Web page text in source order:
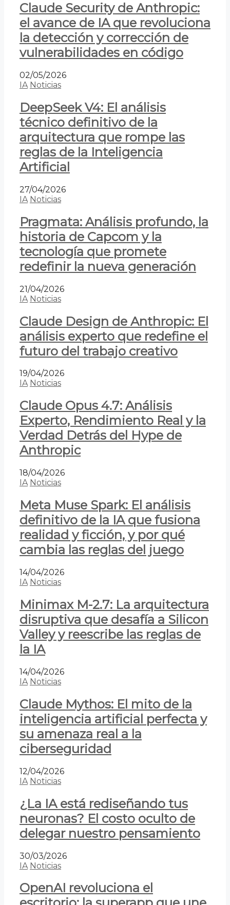
Claude Security de Anthropic:
el avance de IA que revoluciona
la detección y corrección de
vulnerabilidades en código
02/05/2026
IA Noticias
DeepSeek V4: El análisis
técnico definitivo de la
arquitectura que rompe las
reglas de la Inteligencia
Artificial
27/04/2026
IA Noticias
Pragmata: Análisis profundo, la
historia de Capcom y la
tecnología que promete
redefinir la nueva generación
21/04/2026
IA Noticias
Claude Design de Anthropic: El
análisis experto que redefine el
futuro del trabajo creativo
19/04/2026
IA Noticias
Claude Opus 4.7: Análisis
Experto, Rendimiento Real y la
Verdad Detrás del Hype de
Anthropic
18/04/2026
IA Noticias
Meta Muse Spark: El análisis
definitivo de la IA que fusiona
realidad y ficción, y por qué
cambia las reglas del juego
14/04/2026
IA Noticias
Minimax M-2.7: La arquitectura
disruptiva que desafía a Silicon
Valley y reescribe las reglas de
la IA
14/04/2026
IA Noticias
Claude Mythos: El mito de la
inteligencia artificial perfecta y
su amenaza real a la
ciberseguridad
12/04/2026
IA Noticias
¿La IA está rediseñando tus
neuronas? El costo oculto de
delegar nuestro pensamiento
30/03/2026
IA Noticias
OpenAI revoluciona el